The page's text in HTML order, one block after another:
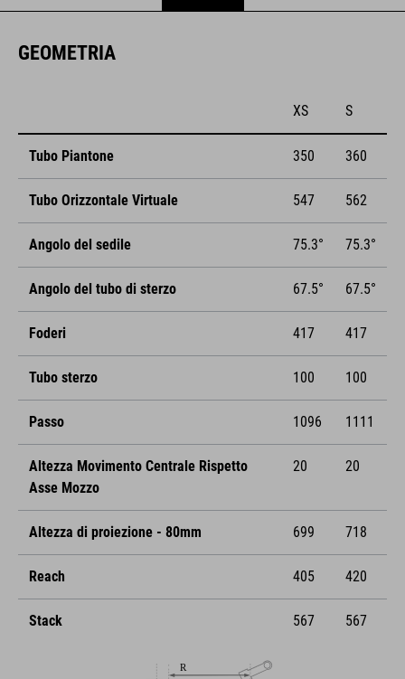
GEOMETRIA
XS S
Tubo Piantone 350 360
Tubo Orizzontale Virtuale 547 562
Angolo del sedile 75.3° 75.3°
Angolo del tubo di sterzo 67.5° 67.5°
Foderi 417 417
Tubo sterzo 100 100
Passo 1096 1111
Altezza Movimento Centrale Rispetto
Asse Mozzo
20 20
Altezza di proiezione - 80mm 699 718
Reach 405 420
Stack 567 567